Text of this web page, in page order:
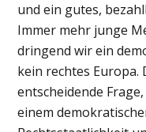
und ein gutes,
Immer mehr junge
dringend wir ein
kein rechtes Europa.
entscheidende
einem